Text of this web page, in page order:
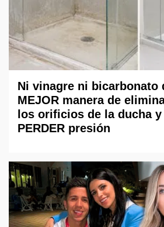
Ni vinagre ni bicarbonato
MEJOR manera de
los orificios de la ducha
PERDER presión